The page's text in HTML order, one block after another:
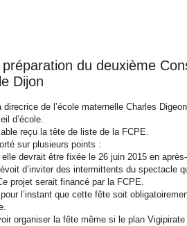
du deuxième
Dijon
direcrice de l’école maternelle Charles
d’école.
reçu la tête de liste de la FCPE.
sur plusieurs points :
elle devrait être fixée le 26 juin 2015 en
d’inviter des intermittents du spectacle
projet serait financé par la FCPE.
pour l’instant que cette fête soit
organiser la fête même si le plan